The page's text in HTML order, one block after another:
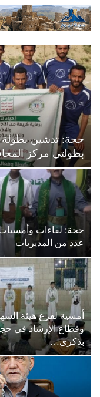
حجة: تدشين بطولة
بطولتي مركز
حجة: لقاءات وأمسيات
عدد من المديريات
أمسية لفرع هيئة
وقطاع الإرشاد في
بذكرى…